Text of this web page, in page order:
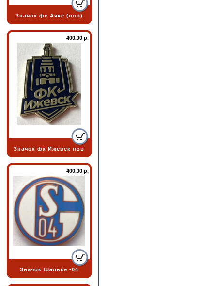
Значок фк Аякс (нов)
400.00 р.
Значок фк Ижевск нов
400.00 р.
Значок Шальке -04